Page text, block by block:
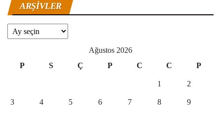
ARŞIVLER
Arşivler
Ağustos 2026
P
S Ç P C C P
1 2
3 4 5 6 7 8 9